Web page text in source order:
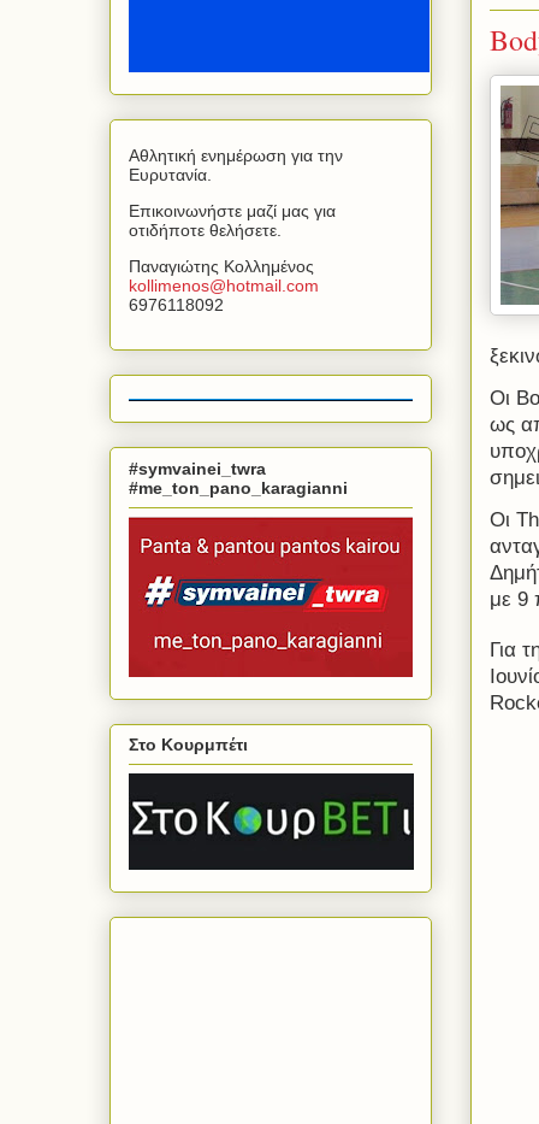
Οι
ως
Οι
με 9
Για
Αθλητική ενημέρωση για την
Ευρυτανία.
Επικοινωνήστε μαζί μας για
οτιδήποτε θελήσετε.
Παναγιώτης Κολλημένος
kollimenos@hotmail com
6976118092
#symvainei_twra
#me_ton_pano_karagianni
Στο Κουρμπέτι